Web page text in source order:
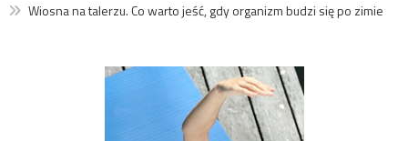
Wiosna na talerzu. Co warto jeść, gdy organizm budzi się po zimie